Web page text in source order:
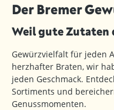
Der Bremer
Weil gute Zutaten
Gewürzvielfalt für jeden
herzhafter Braten, wir
jeden Geschmack.
Sortiments und
Genussmomenten.